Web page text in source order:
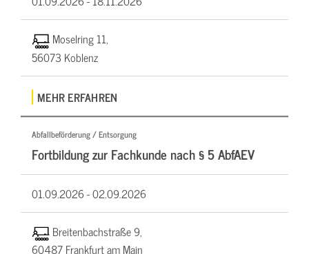
Moselring 11,
56073 Koblenz
MEHR ERFAHREN
Abfallbeförderung / Entsorgung
Fortbildung zur Fachkunde nach § 5 AbfAEV
01.09.2026 -02.09.2026
Breitenbachstraße 9,
60487 Frankfurt am Main